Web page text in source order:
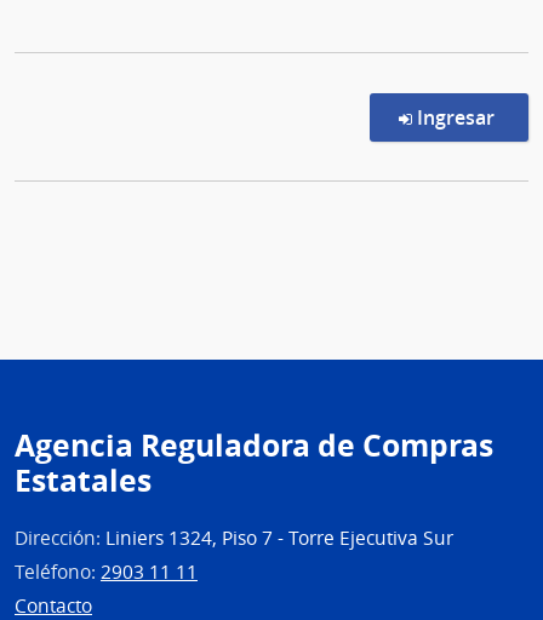
Ingresar
Agencia Reguladora de Compras
Estatales
Dirección: Liniers 1324, Piso 7 - Torre Ejecutiva Sur
Teléfono: 2903 11 11
Contacto